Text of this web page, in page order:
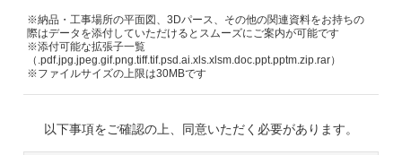
※納品・工事場所の平面図、3Dパース、その他の関連資料をお持ちの
際はデータを添付していただけるとスムーズにご案内が可能です
※添付可能な拡張子一覧
（.pdf.jpg.jpeg.gif.png.tiff.tif.psd.ai.xls.xlsm.doc.ppt.pptm.zip.rar）
※ファイルサイズの上限は30MBです
以下事項をご確認の上、同意いただく必要があります。